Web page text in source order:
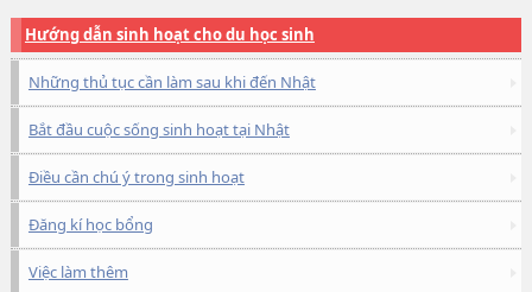
Hướng dẫn sinh hoạt cho du học sinh
Những thủ tục cần làm sau khi đến Nhật
Bắt đầu cuộc sống sinh hoạt tại Nhật
Điều cần chú ý trong sinh hoạt
Đăng kí học bổng
Việc làm thêm